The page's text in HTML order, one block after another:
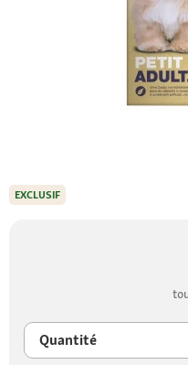
Quantité
EXCLUSIF